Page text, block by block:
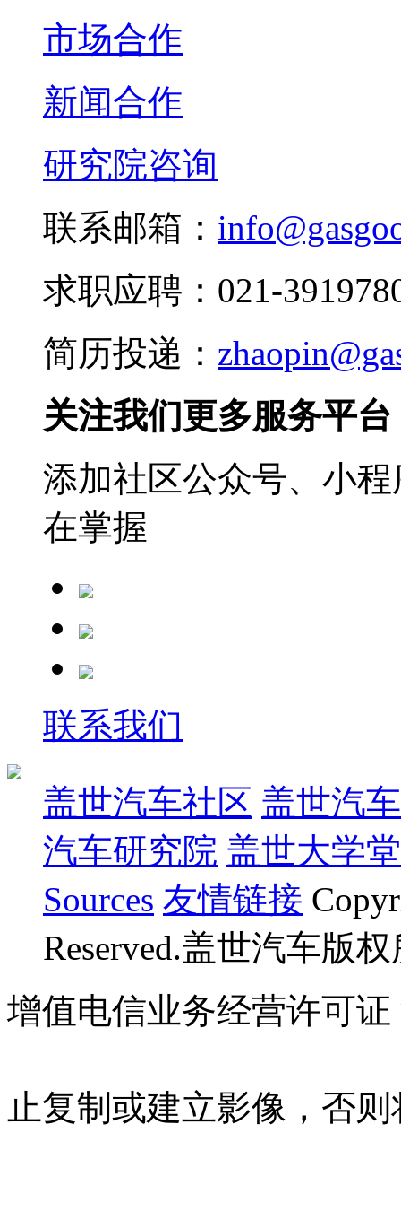
市场合作
新闻合作
研究院咨询
联系邮箱：
求职应聘：021-
简历投递：
关注我们更多服务平台
添加社区公众号、小
在掌握
联系我们
盖世汽车社区 盖世汽
汽车研究院 盖世大学堂
Sources 友情链接
Reserved.盖世汽车版
增值电信业务经营许可证
止复制或建立影像，否